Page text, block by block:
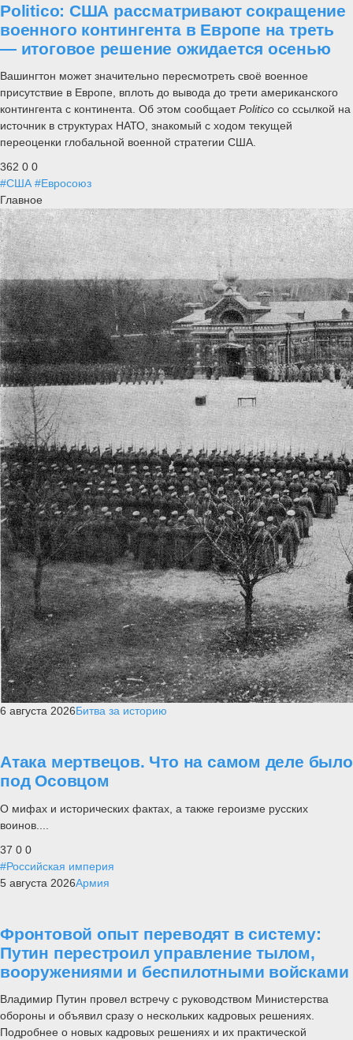
Politico: США рассматривают сокращение
военного контингента в Европе на треть
— итоговое решение ожидается осенью
Вашингтон может значительно пересмотреть своё военное
присутствие в Европе, вплоть до вывода до трети американского
контингента с континента. Об этом сообщаетPolitico со ссылкой на
источник в структурах НАТО, знакомый с ходом текущей
переоценки глобальной военной стратегии США.
362 0 0
#США #Евросоюз
Главное
6 августа 2026Битва за историю
Атака мертвецов. Что на самом деле было
под Осовцом
О мифах и исторических фактах, а также героизме русских
воинов....
37 0 0
#Российская империя
5 августа 2026Армия
Фронтовой опыт переводят в систему:
Путин перестроил управление тылом,
вооружениями и беспилотными войсками
Владимир Путин провел встречу с руководством Министерства
обороны и объявил сразу о нескольких кадровых решениях.
Подробнее о новых кадровых решениях и их практической